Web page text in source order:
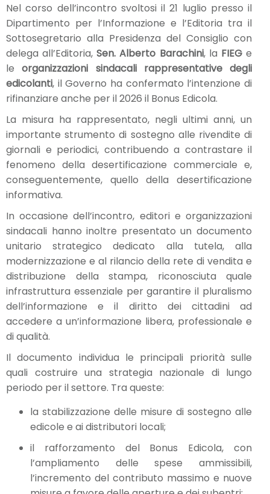
Nel corso dell’incontro svoltosi il 21 luglio presso il
Dipartimento per l’Informazione e l’Editoria tra il
Sottosegretario alla Presidenza del Consiglio con
delega all’Editoria,Sen. Alberto Barachini, la FIEGe
leorganizzazioni sindacali rappresentative degli
edicolanti, il Governo ha confermato l’intenzione di
rifinanziare anche per il 2026 il Bonus Edicola.
La misura ha rappresentato, negli ultimi anni, un
importante strumento di sostegno alle rivendite di
giornali e periodici, contribuendo a contrastare il
fenomeno della desertificazione commerciale e,
conseguentemente, quello della desertificazione
informativa.
In occasione dell’incontro, editori e organizzazioni
sindacali hanno inoltre presentato un documento
unitario strategico dedicato alla tutela, alla
modernizzazione e al rilancio della rete di vendita e
distribuzione della stampa, riconosciuta quale
infrastruttura essenziale per garantire il pluralismo
dell’informazione e il diritto dei cittadini ad
accedere a un’informazione libera, professionale e
di qualità.
Il documento individua le principali priorità sulle
quali costruire una strategia nazionale di lungo
periodo per il settore. Tra queste:
la stabilizzazione delle misure di sostegno alle
edicole e ai distributori locali;
il rafforzamento del Bonus Edicola, con
l’ampliamento delle spese ammissibili,
l’incremento del contributo massimo e nuove